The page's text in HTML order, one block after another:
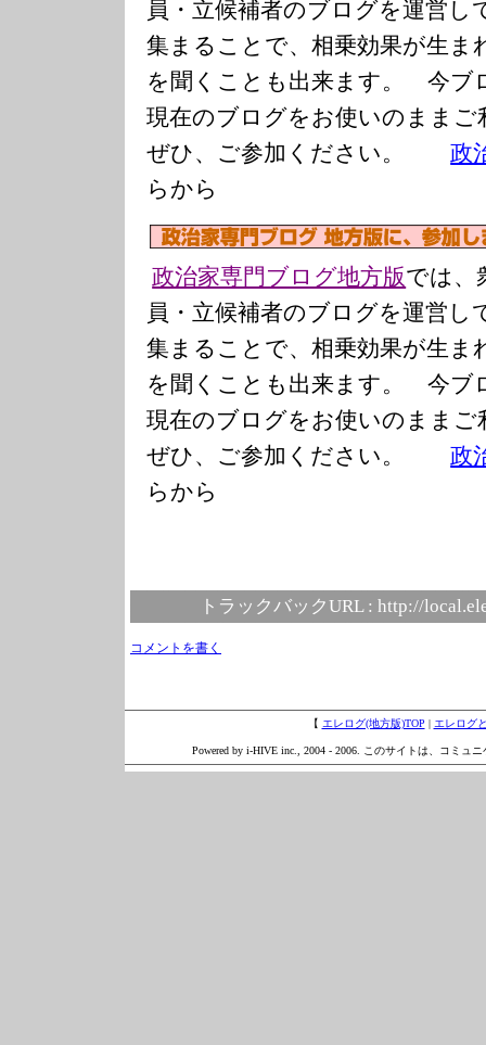
員・立候補者のブログを運営し
集まることで、相乗効果が生ま
を聞くことも出来ます。 今ブ
現在のブログをお使いのまま
ぜひ、ご参加ください。政
らから
政治家専門ブログ地方版では、
員・立候補者のブログを運営し
集まることで、相乗効果が生ま
を聞くことも出来ます。 今ブ
現在のブログをお使いのまま
ぜひ、ご参加ください。政
らから
トラックバックURL : http://
コメントを書く
【 エレログ(地方版)TOP | エレログ
Powered by i-HIVE inc., 2004 - 2006. このサイトは、コミュ